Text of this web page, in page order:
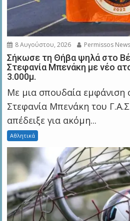
8 Αυγούστου, 2026 Permissos
Σήκωσε τη Θήβα ψηλά στο
Στεφανία Μπενάκη με νέο
3.000μ.
Με μια σπουδαία εμφάνιση
Στεφανία Μπενάκη του
απέδειξε για ακόμη...
Αθλητικά